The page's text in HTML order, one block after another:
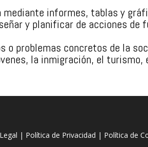
informes, tablas y
y planificar de acciones de
o problemas concretos de la
la inmigración, el turismo,
| Política de Privacidad | Política de